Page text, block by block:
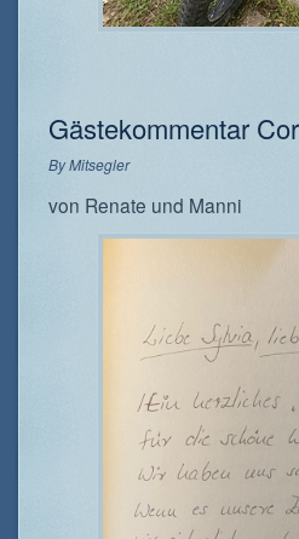
Gästekommentar
ByMitsegler
von Renate und Manni